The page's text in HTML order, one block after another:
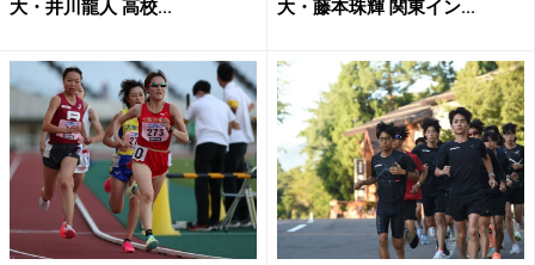
大・井川龍人 高校...
大・藤本珠輝 関東イン...